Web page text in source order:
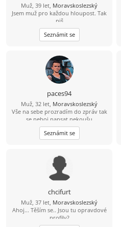
Muž, 39 let, Moravskoslezský
Jsem muž pro každou hloupost. Tak
piš
Seznámit se
paces94
Muž, 32 let, Moravskoslezský
Vše na sebe prozradím do zpráv tak
se neboj napsat nekoušu
Seznámit se
chcifurt
Muž, 37 let, Moravskoslezský
Ahoj... Těším se.. Jsou tu opravdové
profily?